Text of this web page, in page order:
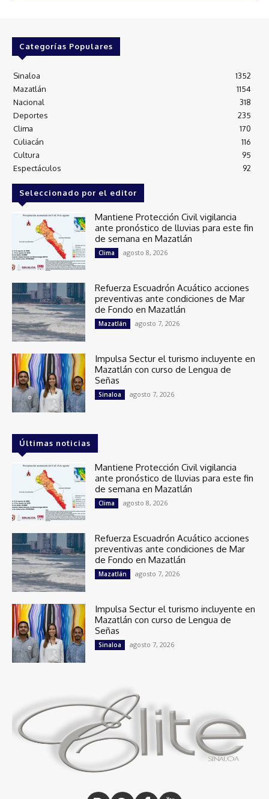
Categorías Populares
Sinaloa
1352
Mazatlán
1154
Nacional
318
Deportes
235
Clima
170
Culiacán
116
Cultura
95
Espectáculos
92
Seleccionado por el editor
Mantiene Protección Civil vigilancia
ante pronóstico de lluvias para este fin
de semana en Mazatlán
Clima agosto 8, 2026
Refuerza Escuadrón Acuático acciones
preventivas ante condiciones de Mar
de Fondo en Mazatlán
Mazatlán agosto 7, 2026
Impulsa Sectur el turismo incluyente en
Mazatlán con curso de Lengua de
Señas
Sinaloa agosto 7, 2026
Últimas noticias
Mantiene Protección Civil vigilancia
ante pronóstico de lluvias para este fin
de semana en Mazatlán
Clima agosto 8, 2026
Refuerza Escuadrón Acuático acciones
preventivas ante condiciones de Mar
de Fondo en Mazatlán
Mazatlán agosto 7, 2026
Impulsa Sectur el turismo incluyente en
Mazatlán con curso de Lengua de
Señas
Sinaloa agosto 7, 2026